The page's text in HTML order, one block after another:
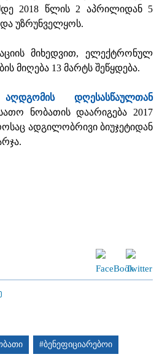
2018 წლის 2 აპრილიდან 5
უზრუნველყოს.
მიხედვით, ელექტრონულ
მიღება 13 მარტს შეწყდება.
დღესასწაულთან
ნობათის დაარიგება 2017
ადგილობრივი ბიუჯეტიდან
#ბენეფიციარებოი